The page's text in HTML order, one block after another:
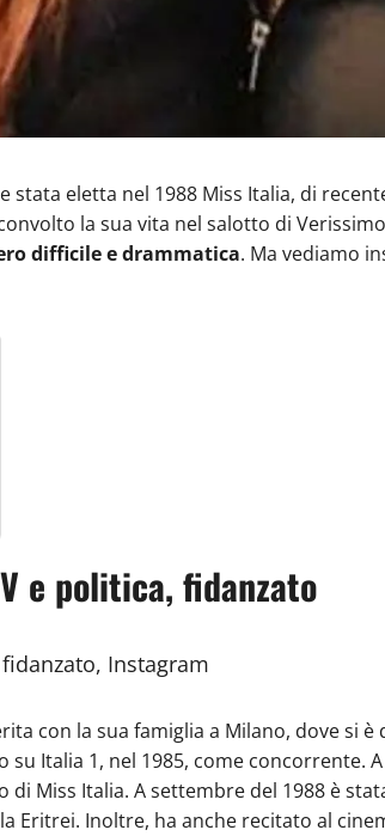
eletta nel 1988 Miss Italia, di
la sua vita nel salotto di
difficile e drammatica. Ma vediamo
e politica, fidanzato
Instagram
con la sua famiglia a Milano, dove si
Italia 1, nel 1985, come concorrente.
Miss Italia. A settembre del 1988 è
Inoltre, ha anche recitato al